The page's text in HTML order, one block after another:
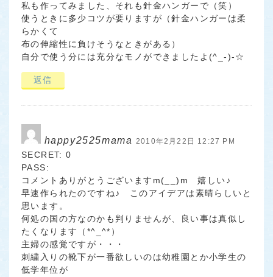
私も作ってみました、それも針金ハンガーで（笑）
使うときに多少コツが要りますが（針金ハンガーは柔
らかくて
布の伸縮性に負けそうなときがある）
自分で使う分には充分なモノができましたよ(^_-)-☆
返信
happy2525mama 2010年2月22日 12:27 PM
SECRET: 0
PASS:
コメントありがとうございますm(__)m 嬉しい♪
早速作られたのですね♪ このアイデアは素晴らしいと
思います。
何処の国の方なのかも判りませんが、良い事は真似し
たくなります（*^_^*）
主婦の感覚ですが・・・
刺繍入りの靴下が一番欲しいのは幼稚園とか小学生の
低学年位が